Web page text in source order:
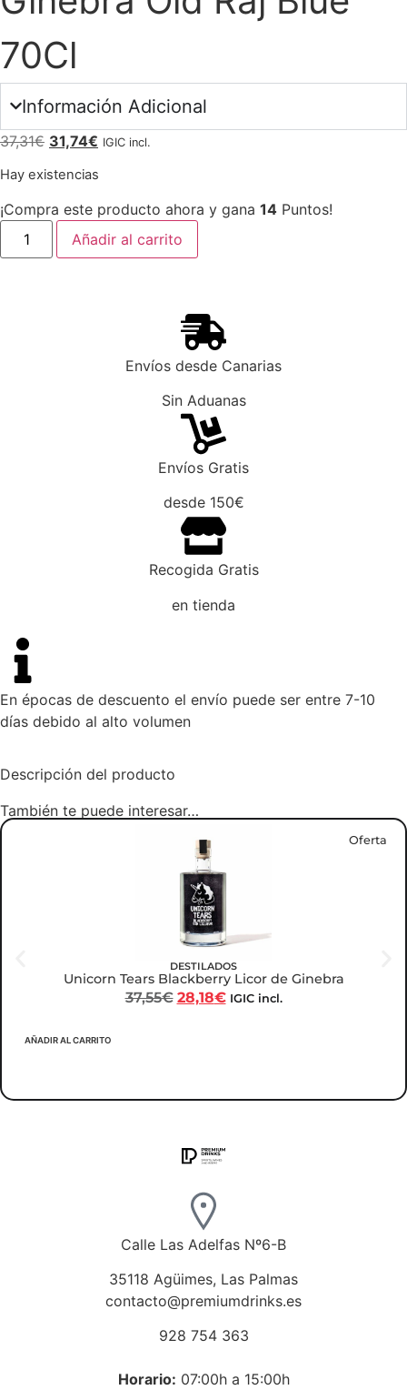
70Cl
Información Adicional
37,31€ 31,74€ IGIC incl.
Hay existencias
¡Compra este producto ahora y gana 14 Puntos!
Añadir al carrito
Envíos desde Canarias
Sin Aduanas
Envíos Gratis
desde 150€
Recogida Gratis
en tienda
En épocas de descuento el envío puede ser entre 7-10
días debido al alto volumen
Descripción del producto
También te puede interesar…
Oferta
DESTILADOS
Unicorn Tears Blackberry Licor de Ginebra
37,55€ 28,18€ IGIC incl.
AÑADIR AL CARRITO
Calle Las Adelfas Nº6-B
35118 Agüimes, Las Palmas
contacto@premiumdrinks.es
928 754 363
Horario: 07:00h a 15:00h